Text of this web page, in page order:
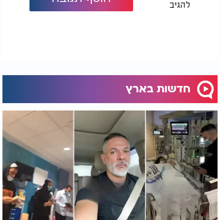
שולח צווים ראשונים
ל-1,000 מועמדים!
רכבת ישראל: הפסקה מלאה בין 12:00 ל־13:30. תחזור
לפעול החל מהשעה 21:00 במוצאי הצום
מוניות שירות: פעילות עד 14:00. החזרה תלויה
בהחלטת המפעילים
תחבורה שיתופית (קורקינטים ואופניים): ייאספו
בסביבות 15:00 ויחזרו בהדרגה לשימוש עד חצות ליל
חמישי
שדה התעופה בן גוריון:
להגיב
חדשות בארץ